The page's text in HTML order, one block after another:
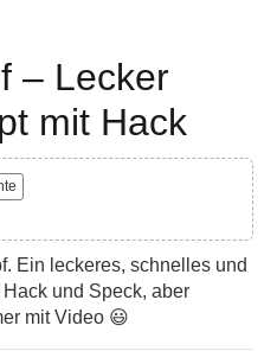
– Lecker
mit Hack
Ein leckeres, schnelles und
und Speck, aber
mit Video 😃